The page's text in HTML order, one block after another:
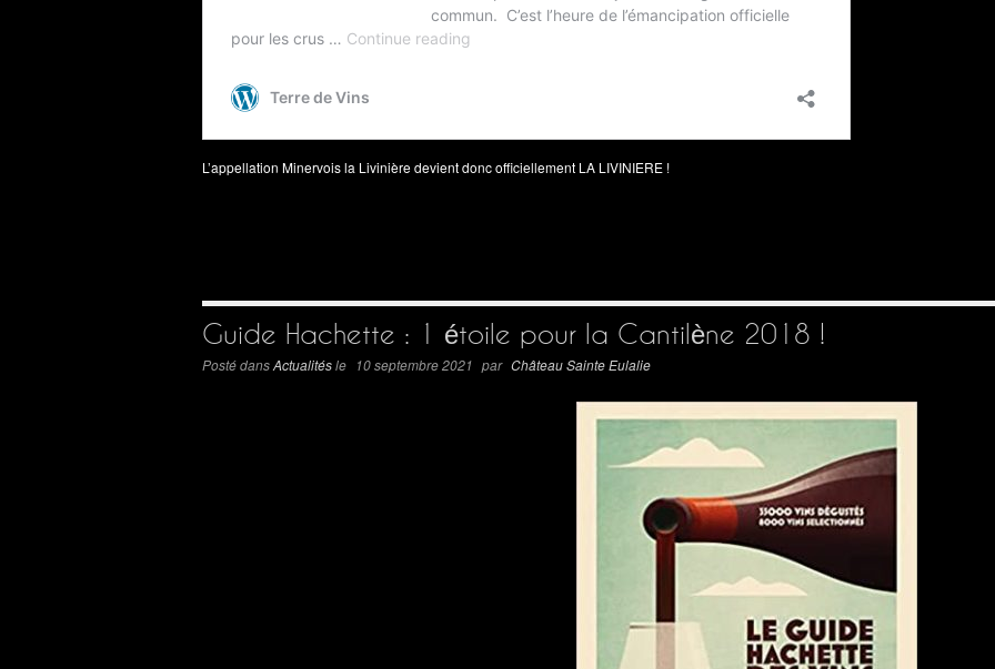
L’appellation Minervois la Livinière devient donc officiellement LA LIVINIERE !
Guide Hachette : 1 étoile pour la Cantilène 2018 !
Posté dansActualitésle 10 septembre 2021 par Château Sainte Eulalie